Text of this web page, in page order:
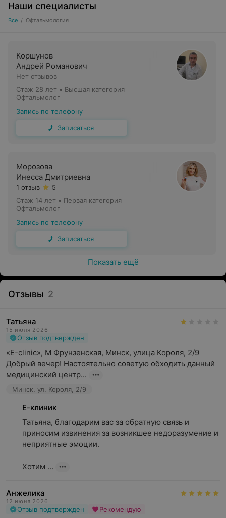
Наши специалисты
Все / Офтальмология
Коршунов
Андрей Романович
Нет отзывов
Стаж 28 лет • Высшая категория
Офтальмолог
Запись по телефону
Записаться
Морозова
Инесса Дмитриевна
1 отзыв
5
Стаж 14 лет • Первая категория
Офтальмолог
Запись по телефону
Записаться
Показать ещё
Отзывы 2
Татьяна
15 июля 2026
Отзыв подтвержден
«E-clinic», M Фрунзенская, Минск, улица Короля, 2/9
Добрый вечер! Настоятельно советую обходить данный
медицинский центр...
Минск, ул. Короля, 2/9
Е-клиник
Татьяна, благодарим вас за обратную связь и
приносим извинения за возникшее недоразумение и
неприятные эмоции.
Хотим ...
Анжелика
12 июня 2026
Отзыв подтвержден Рекомендую